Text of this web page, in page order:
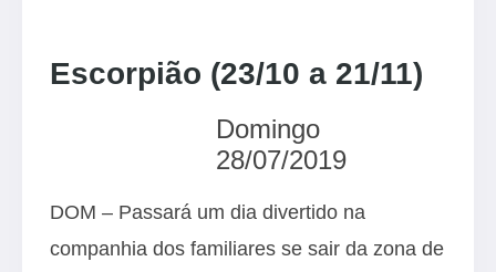
Escorpião (23/10 a 21/11)
Domingo
28/07/2019
DOM – Passará um dia divertido na
companhia dos familiares se sair da zona de